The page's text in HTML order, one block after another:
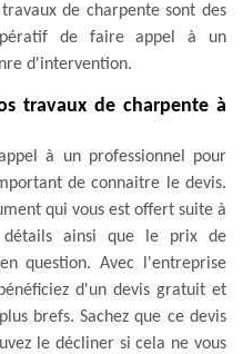
de charpente sont des
de faire appel à un
d'intervention.
travaux de charpente à
à un professionnel pour
de connaitre le devis.
qui vous est offert suite à
détails ainsi que le prix de
question. Avec l'entreprise
d'un devis gratuit et
brefs. Sachez que ce devis
le décliner si cela ne vous